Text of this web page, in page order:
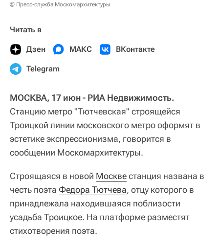
© Пресс-служба Москомархитектуры
Читать в
Дзен МАКС ВКонтакте
Telegram
МОСКВА, 17 июн - РИА Недвижимость.
Станцию метро "Тютчевская" строящейся
Троицкой линии московского метро оформят в
эстетике экспрессионизма, говорится в
сообщении Москомархитектуры.
Строящаяся в новой Москвестанция названа в
честь поэта Федора Тютчева, отцу которого в
принадлежала находившаяся поблизости
усадьба Троицкое. На платформе разместят
стихотворения поэта.